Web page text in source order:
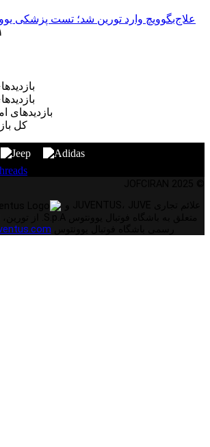
علاج‌بگوویچ وارد تورین شد؛ تست پزشکی
بازدیدهای
کل